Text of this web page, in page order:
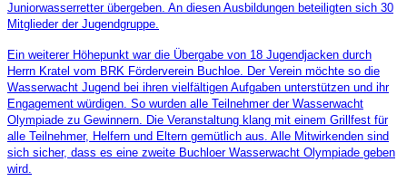
Juniorwasserretter übergeben. An diesen Ausbildungen beteiligten sich 30
Mitglieder der Jugendgruppe.
Ein weiterer Höhepunkt war die Übergabe von 18 Jugendjacken durch
Herrn Kratel vom BRK Förderverein Buchloe. Der Verein möchte so die
Wasserwacht Jugend bei ihren vielfältigen Aufgaben unterstützen und ihr
Engagement würdigen. So wurden alle Teilnehmer der Wasserwacht
Olympiade zu Gewinnern. Die Veranstaltung klang mit einem Grillfest für
alle Teilnehmer, Helfern und Eltern gemütlich aus. Alle Mitwirkenden sind
sich sicher, dass es eine zweite Buchloer Wasserwacht Olympiade geben
wird.